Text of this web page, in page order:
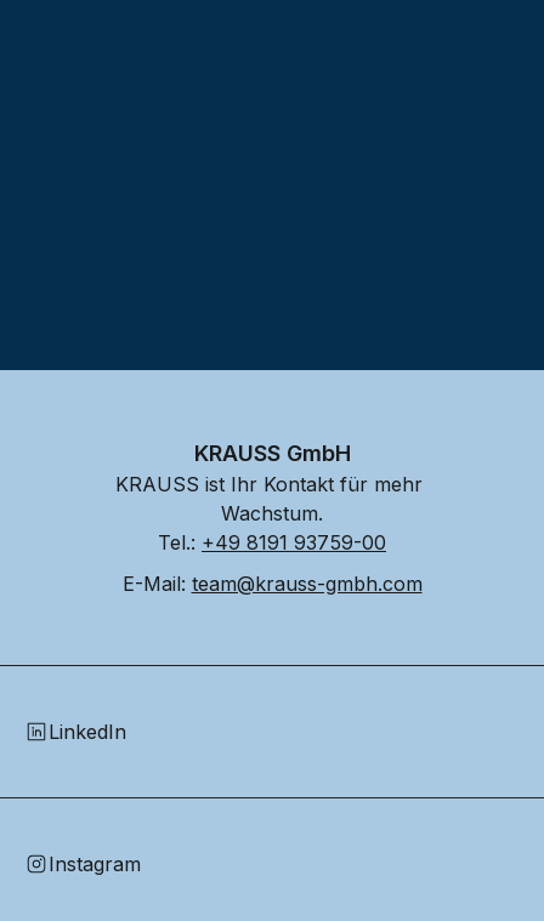
KRAUSS GmbH
KRAUSS ist Ihr Kontakt für mehr
Wachstum.
Tel.: +49 8191 93759-00
E-Mail: team@krauss-gmbh.com
LinkedIn
Instagram